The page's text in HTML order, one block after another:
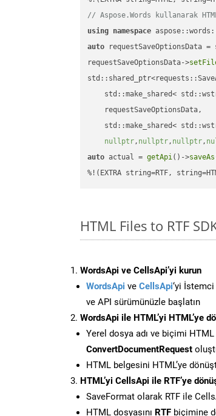
// Aspose.Words kullanarak
using namespace
auto requestSaveOptionsData
requestSaveOptionsData->
std::make_shared<
    requestSaveOptionsData,
std::make_shared<
nullptr, nullptr, nullptr,
auto actual = getApi()->saveAs
%!(EXTRA string=RTF,
HTML Files to RTF
WordsApi ve CellsApi’yi kurun
WordsApi ve CellsApi‘yi
ve API sürümünüzle başlatın
WordsApi ile HTML’yi HTML’ye
Yerel dosya adı ve biçimi
ConvertDocumentRequest
HTML belgesini HTML’ye
HTML’yi CellsApi ile RTF’ye
SaveFormat olarak RTF ile
HTML dosyasını RTF biçimine